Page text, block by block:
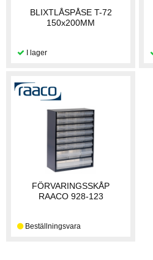
BLIXTLÅSPÅSE T-72
150x200MM
FÖRVARINGSSKÅP
RAACO 928-123